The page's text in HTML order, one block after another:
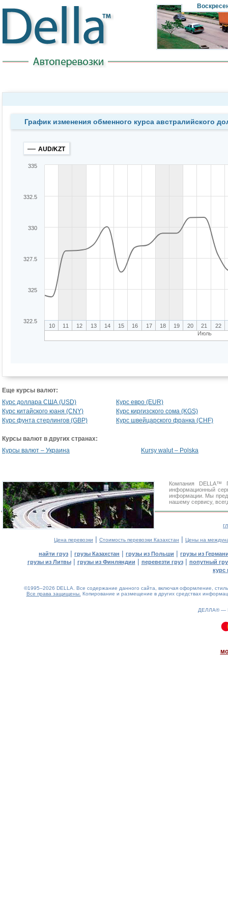
График изменения обменного курса австралийского
AUD/KZT
10 11 12 13 14 15 16 17 18 19 20 21
22
Июль
322.5
325
327.5
330
332.5
335
Еще курсы валют:
Курс доллара США (USD)
Курс евро (EUR)
Курс китайского юаня (CNY)
Курс киргизского сома (KGS)
Курс фунта стерлингов (GBP)
Курс швейцарского франка (CHF)
Курсы валют в других странах:
Курсы валют – Украина
Kursy walut – Polska
Компания DELLA™
информационный
информации. Мы
нашему сервису,
Цена перевозки | Стоимость перевозки Казахстан | Цены на
найти груз | грузы Казахстан | грузы из Польши | грузы из
грузы из Литвы| грузы из Финляндии | перевезти груз| попутный
курс
©1995–2026 DELLA. Все содержание данного сайта, включая оформление,
Все права защищены. Копирование и размещение в других средствах
ДЕЛЛА® —